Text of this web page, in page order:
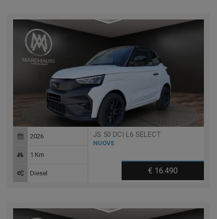
JS 50 DCI L6 SELECT
NUOVE
€ 16.490
2026
1 Km
Diesel